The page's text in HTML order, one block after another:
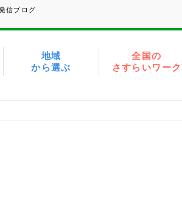
信ブログ
地域
から選ぶ
全国の
さすらいワーク